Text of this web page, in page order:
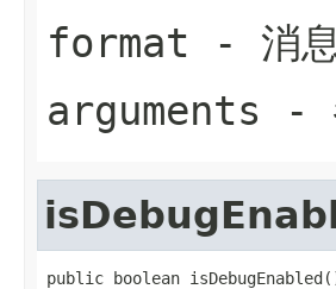
format - 消
arguments -
public boolean